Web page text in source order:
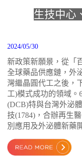
生技中心
2024/05/30
新政策新願景，從「
全球藥品供應鏈，外
灣繼晶圓代工之後，
工)模式成功的領域。
(DCB)特與台灣外泌
技(1784)，合辦再生
別應用及外泌體新藥